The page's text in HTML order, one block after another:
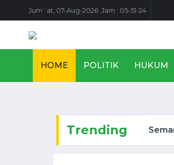
Jum`at, 07-Aug-2026 Jam : 05-51-24
HOME POLITIK HUKUM
Trending